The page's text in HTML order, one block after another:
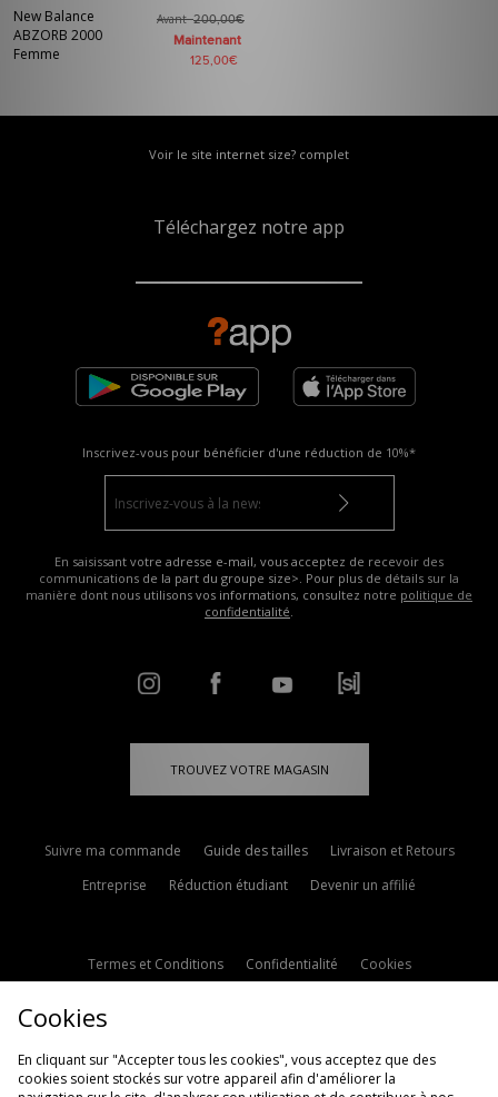
New Balance
ABZORB 2000
Femme
Avant200,00€
Maintenant
125,00€
Voir le site internet size? complet
Téléchargez notre app
Inscrivez-vous pour bénéficier d'une réduction de 10%*
En saisissant votre adresse e-mail, vous acceptez de recevoir des
communications de la part du groupe size>. Pour plus de détails sur la
manière dont nous utilisons vos informations, consultez notre politique de
confidentialité.
TROUVEZ VOTRE MAGASIN
Suivre ma commande Guide des tailles
Livraison et Retours
Entreprise
Réduction étudiant Devenir un affilié
Termes et Conditions Confidentialité
Cookies
Politique d'avis en ligne
Cookies
En cliquant sur "Accepter tous les cookies", vous acceptez que des
cookies soient stockés sur votre appareil afin d'améliorer la